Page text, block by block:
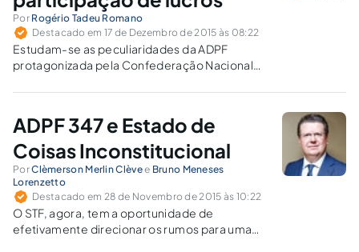
Por Rogério Tadeu Romano
Destacado em 17 de Dezembro de 2015 às 08:22
Estudam-se as peculiaridades da ADPF
protagonizada pela Confederação Nacional
questiona o não pagamento de participação
Ceagesp.
ADPF 347 e Estado de
Coisas Inconstitucional
PorClèmerson Merlin Clèvee Bruno Meneses
Lorenzetto
Destacado em 28 de Novembro de 2015 às 10:22
O STF, agora, tem a oportunidade de
efetivamente direcionar os rumos para uma